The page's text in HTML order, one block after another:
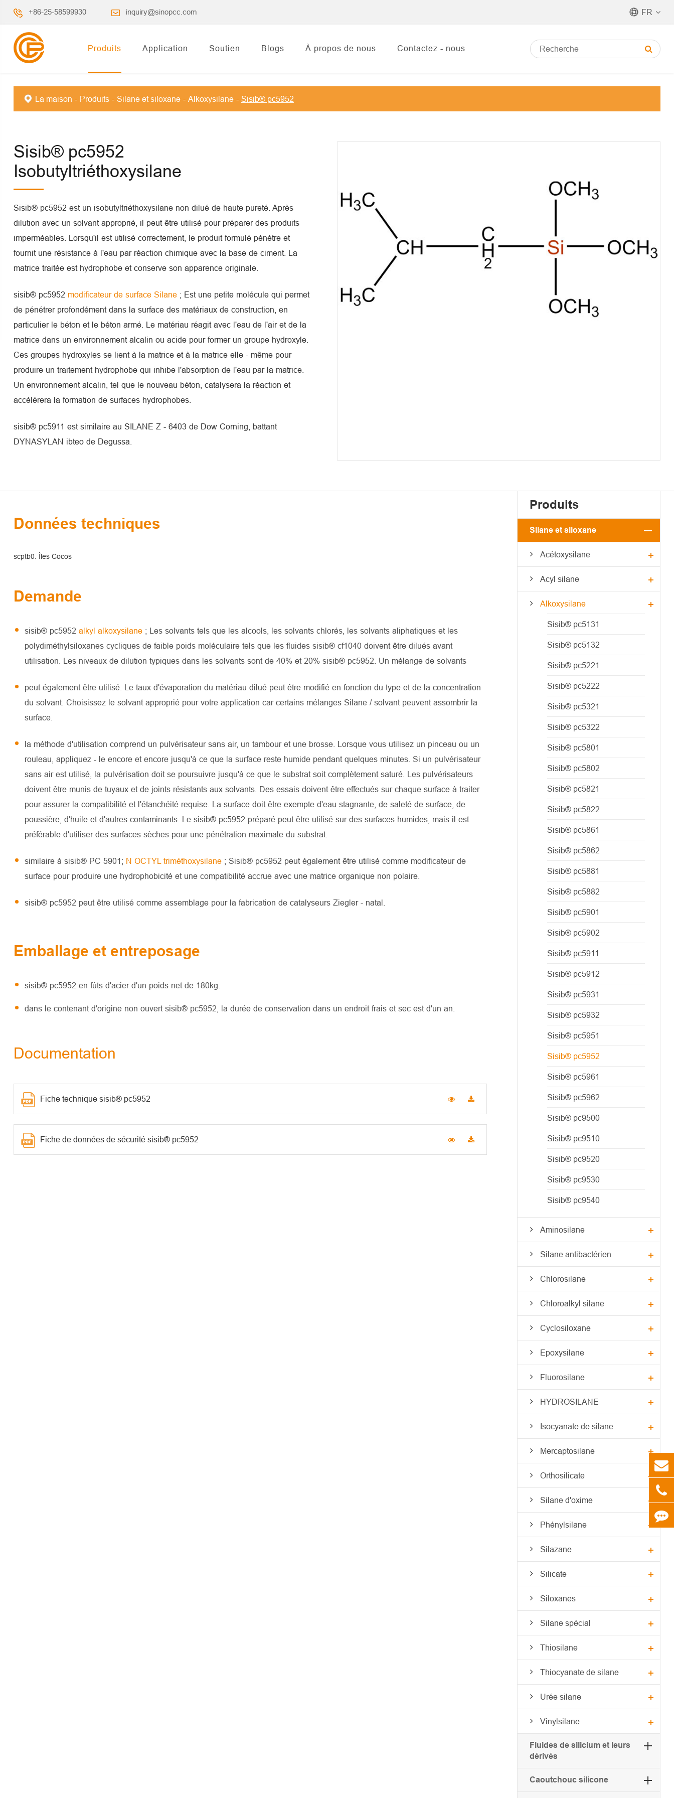
+86-25-58599930 inquiry@sinopcc.com FR
Produits Application Soutien Blogs À propos de nous Contactez - nous
La maison Produits Silane et siloxane Alkoxysilane Sisib® pc5952
Sisib® pc5952
Isobutyltriéthoxysilane
Sisib® pc5952 est un isobutyltriéthoxysilane non dilué de haute pureté. Après
dilution avec un solvant approprié, il peut être utilisé pour préparer des produits
imperméables. Lorsqu'il est utilisé correctement, le produit formulé pénètre et
fournit une résistance à l'eau par réaction chimique avec la base de ciment. La
matrice traitée est hydrophobe et conserve son apparence originale.
sisib® pc5952 modificateur de surface Silane ; Est une petite molécule qui permet
de pénétrer profondément dans la surface des matériaux de construction, en
particulier le béton et le béton armé. Le matériau réagit avec l'eau de l'air et de la
matrice dans un environnement alcalin ou acide pour former un groupe hydroxyle.
Ces groupes hydroxyles se lient à la matrice et à la matrice elle - même pour
produire un traitement hydrophobe qui inhibe l'absorption de l'eau par la matrice.
Un environnement alcalin, tel que le nouveau béton, catalysera la réaction et
accélérera la formation de surfaces hydrophobes.
sisib® pc5911 est similaire au SILANE Z - 6403 de Dow Corning, battant
DYNASYLAN ibteo de Degussa.
Données techniques
scptb0. Îles Cocos
Demande
sisib® pc5952 alkyl alkoxysilane ; Les solvants tels que les alcools, les solvants chlorés, les solvants aliphatiques et les
polydiméthylsiloxanes cycliques de faible poids moléculaire tels que les fluides sisib® cf1040 doivent être dilués avant
utilisation. Les niveaux de dilution typiques dans les solvants sont de 40% et 20% sisib® pc5952. Un mélange de solvants
peut également être utilisé. Le taux d'évaporation du matériau dilué peut être modifié en fonction du type et de la concentration
du solvant. Choisissez le solvant approprié pour votre application car certains mélanges Silane / solvant peuvent assombrir la
surface.
la méthode d'utilisation comprend un pulvérisateur sans air, un tambour et une brosse. Lorsque vous utilisez un pinceau ou un
rouleau, appliquez - le encore et encore jusqu'à ce que la surface reste humide pendant quelques minutes. Si un pulvérisateur
sans air est utilisé, la pulvérisation doit se poursuivre jusqu'à ce que le substrat soit complètement saturé. Les pulvérisateurs
doivent être munis de tuyaux et de joints résistants aux solvants. Des essais doivent être effectués sur chaque surface à traiter
pour assurer la compatibilité et l'étanchéité requise. La surface doit être exempte d'eau stagnante, de saleté de surface, de
poussière, d'huile et d'autres contaminants. Le sisib® pc5952 préparé peut être utilisé sur des surfaces humides, mais il est
préférable d'utiliser des surfaces sèches pour une pénétration maximale du substrat.
similaire à sisib® PC 5901; N OCTYL triméthoxysilane ; Sisib® pc5952 peut également être utilisé comme modificateur de
surface pour produire une hydrophobicité et une compatibilité accrue avec une matrice organique non polaire.
sisib® pc5952 peut être utilisé comme assemblage pour la fabrication de catalyseurs Ziegler - natal.
Emballage et entreposage
sisib® pc5952 en fûts d'acier d'un poids net de 180kg.
dans le contenant d'origine non ouvert sisib® pc5952, la durée de conservation dans un endroit frais et sec est d'un an.
Documentation
Fiche technique sisib® pc5952
Fiche de données de sécurité sisib® pc5952
Produits
Silane et siloxane
Acétoxysilane
Acyl silane
Alkoxysilane
Sisib® pc5131
Sisib® pc5132
Sisib® pc5221
Sisib® pc5222
Sisib® pc5321
Sisib® pc5322
Sisib® pc5801
Sisib® pc5802
Sisib® pc5821
Sisib® pc5822
Sisib® pc5861
Sisib® pc5862
Sisib® pc5881
Sisib® pc5882
Sisib® pc5901
Sisib® pc5902
Sisib® pc5911
Sisib® pc5912
Sisib® pc5931
Sisib® pc5932
Sisib® pc5951
Sisib® pc5952
Sisib® pc5961
Sisib® pc5962
Sisib® pc9500
Sisib® pc9510
Sisib® pc9520
Sisib® pc9530
Sisib® pc9540
Aminosilane
Silane antibactérien
Chlorosilane
Chloroalkyl silane
Cyclosiloxane
Epoxysilane
Fluorosilane
HYDROSILANE
Isocyanate de silane
Mercaptosilane
Orthosilicate
Silane d'oxime
Phénylsilane
Silazane
Silicate
Siloxanes
Silane spécial
Thiosilane
Thiocyanate de silane
Urée silane
Vinylsilane
Fluides de silicium et leurs
dérivés
Caoutchouc silicone